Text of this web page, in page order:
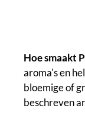
Hoe smaakt
aroma's en
bloemige of
beschreven